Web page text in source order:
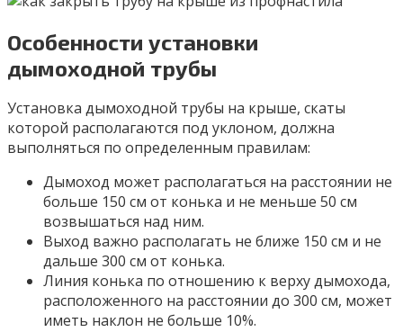
Особенности установки
дымоходной трубы
Установка дымоходной трубы на крыше, скаты
которой располагаются под уклоном, должна
выполняться по определенным правилам:
Дымоход может располагаться на расстоянии не
больше 150 см от конька и не меньше 50 см
возвышаться над ним.
Выход важно располагать не ближе 150 см и не
дальше 300 см от конька.
Линия конька по отношению к верху дымохода,
расположенного на расстоянии до 300 см, может
иметь наклон не больше 10%.